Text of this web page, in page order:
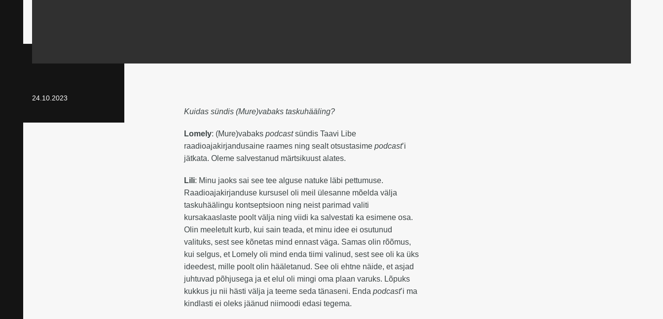
24.10.2023
Kuidas sündis (Mure)vabaks taskuhääling?
Lomely: (Mure)vabakspodcastsündis Taavi Libe
raadioajakirjandusaine raames ning sealt otsustasimepodcast’i
jätkata. Oleme salvestanud märtsikuust alates.
Lili: Minu jaoks sai see tee alguse natuke läbi pettumuse.
Raadioajakirjanduse kursusel oli meil ülesanne mõelda välja
taskuhäälingu kontseptsioon ning neist parimad valiti
kursakaaslaste poolt välja ning viidi ka salvestati ka esimene osa.
Olin meeletult kurb, kui sain teada, et minu idee ei osutunud
valituks, sest see kõnetas mind ennast väga. Samas olin rõõmus,
kui selgus, et Lomely oli mind enda tiimi valinud, sest see oli ka üks
ideedest, mille poolt olin hääletanud. See oli ehtne näide, et asjad
juhtuvad põhjusega ja et elul oli mingi oma plaan varuks. Lõpuks
kukkus ju nii hästi välja ja teeme seda tänaseni. Endapodcast’i ma
kindlasti ei oleks jäänud niimoodi edasi tegema.